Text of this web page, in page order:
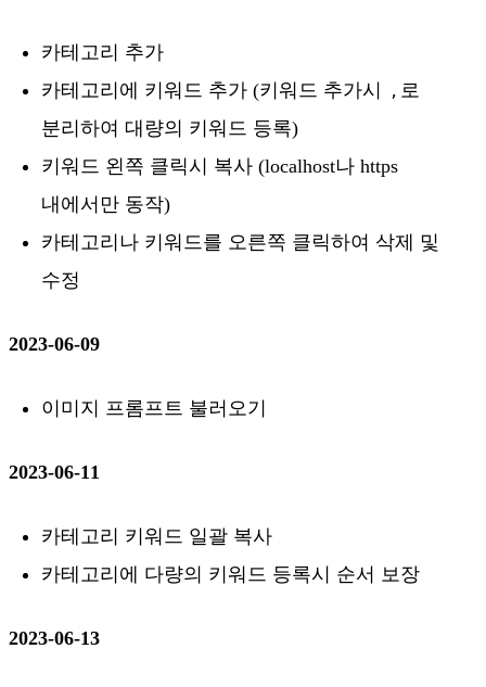
카테고리 추가
카테고리에 키워드 추가 (키워드 추가시
, 로
분리하여 대량의 키워드 등록)
키워드 왼쪽 클릭시 복사 (localhost나 https
내에서만 동작)
카테고리나 키워드를 오른쪽 클릭하여 삭제 및
수정
2023-06-09
이미지 프롬프트 불러오기
2023-06-11
카테고리 키워드 일괄 복사
카테고리에 다량의 키워드 등록시 순서 보장
2023-06-13